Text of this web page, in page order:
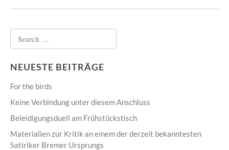
for:
NEUESTE BEITRÄGE
For the birds
Keine Verbindung unter diesem Anschluss
Beleidigungsduell am Frühstückstisch
Materialien zur Kritik an einem der derzeit bekanntesten
Satiriker Bremer Ursprungs